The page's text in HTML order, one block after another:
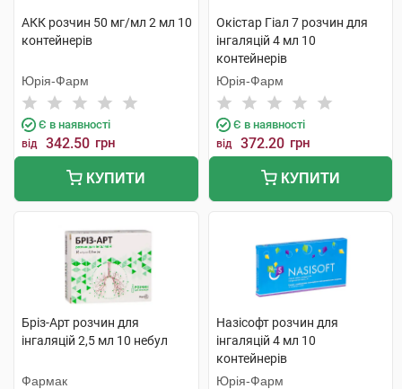
АКК розчин 50 мг/мл 2 мл 10
контейнерів
Юрія-Фарм
Є в наявності
від 342.50 грн
КУПИТИ
Окістар Гіал 7 розчин для
інгаляцій 4 мл 10
контейнерів
Юрія-Фарм
Є в наявності
від 372.20 грн
КУПИТИ
Бріз-Арт розчин для
інгаляцій 2,5 мл 10 небул
Фармак
Назісофт розчин для
інгаляцій 4 мл 10
контейнерів
Юрія-Фарм